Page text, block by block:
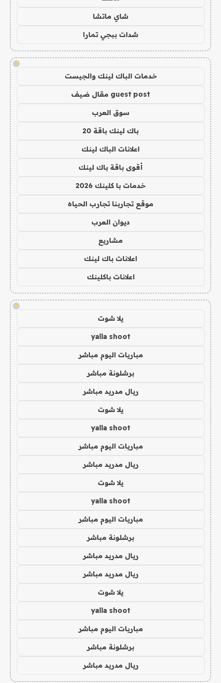
شاي ماتشا
شدات ببجي تمارا
!
خدمات الباك لينك والجيست
guest post مقال ضيف
سوق العرب
باك لينك باقة 20
اعلانات الباك لينك
أقوى باقة باك لينك
خدمات با كلينك 2026
موقع تجاربنا تجارب الحياه
ديوان العرب
مشاريع
اعلانات باك لينك
اعلانات باكلينك
!
يلا شوت
yalla shoot
مباريات اليوم مباشر
برشلونة مباشر
ريال مدريد مباشر
يلا شوت
yalla shoot
مباريات اليوم مباشر
ريال مدريد مباشر
يلا شوت
yalla shoot
مباريات اليوم مباشر
برشلونة مباشر
ريال مدريد مباشر
ريال مدريد مباشر
يلا شوت
yalla shoot
مباريات اليوم مباشر
برشلونة مباشر
ريال مدريد مباشر